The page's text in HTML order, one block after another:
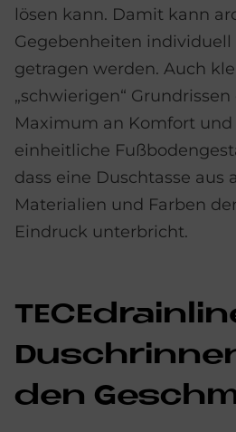
lösen kann. Damit kann
Gegeben­heiten individuell
getragen werden. Auch
„schwierigen“
Maximum an Komfort und
einheitliche
dass eine Duschtasse aus
Materialien und Farben
Eindruck unterbricht.
den